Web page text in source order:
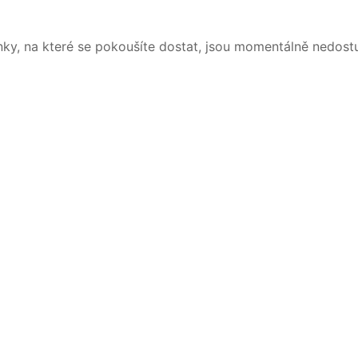
na které se pokoušíte dostat, jsou momentálně